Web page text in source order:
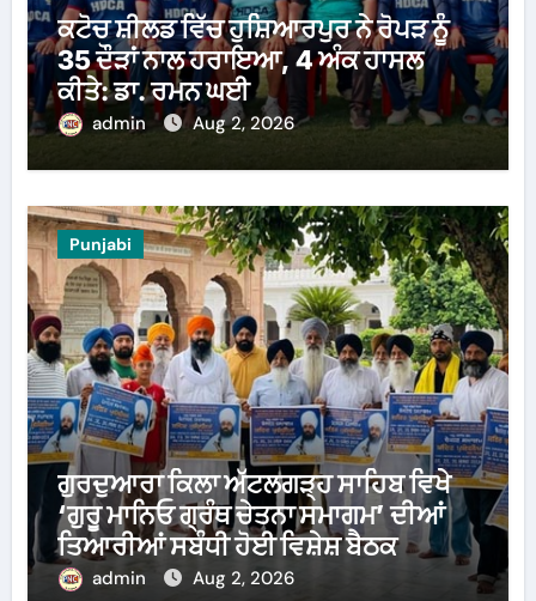
ਕਟੋਚ ਸ਼ੀਲਡ ਵਿੱਚ ਹੁਸ਼ਿਆਰਪੁਰ ਨੇ ਰੋਪੜ ਨੂੰ
35 ਦੌੜਾਂ ਨਾਲ ਹਰਾਇਆ, 4 ਅੰਕ ਹਾਸਲ
ਕੀਤੇ: ਡਾ. ਰਮਨ ਘਈ
admin Aug 2, 2026
Punjabi
ਗੁਰਦੁਆਰਾ ਕਿਲਾ ਅੱਟਲਗੜ੍ਹ ਸਾਹਿਬ ਵਿਖੇ
‘ਗੁਰੂ ਮਾਨਿਓ ਗ੍ਰੰਥ ਚੇਤਨਾ ਸਮਾਗਮ’ ਦੀਆਂ
ਤਿਆਰੀਆਂ ਸਬੰਧੀ ਹੋਈ ਵਿਸ਼ੇਸ਼ ਬੈਠਕ
admin Aug 2, 2026